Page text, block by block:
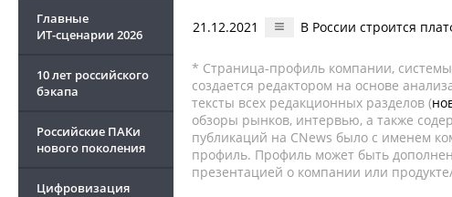
Главные
ИТ-сценарии 2026
10 лет российского
бэкапа
Российские ПАКи
нового поколения
Цифровизация
21.12.2021 В России строится
* Страница-профиль компании, системы
создается редактором на основе
тексты всех редакционных разделов (
обзоры рынков, интервью, а также
публикаций на CNews было с именем
профиль. Профиль может быть
презентацией о компании или продукте/